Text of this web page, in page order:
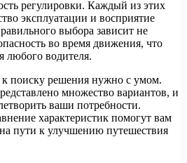
регулировки. Каждый из этих
эксплуатации и восприятие
выбора зависит не
во время движения, что
любого водителя.
к поиску решения нужно с умом.
множество вариантов, и
ваши потребности.
характеристик помогут вам
пути к улучшению путешествия